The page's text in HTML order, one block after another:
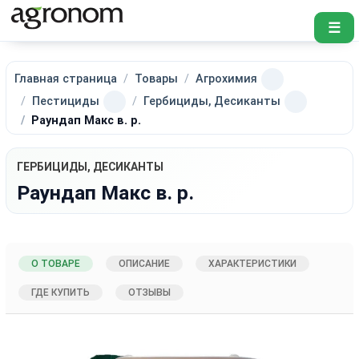
☰
Главная страница Товары
Агрохимия
Пестициды
Гербициды, Десиканты
Раундап Макс в. р.
ГЕРБИЦИДЫ, ДЕСИКАНТЫ
Раундап Макс в. р.
О ТОВАРЕ ОПИСАНИЕ ХАРАКТЕРИСТИКИ
ГДЕ КУПИТЬ ОТЗЫВЫ